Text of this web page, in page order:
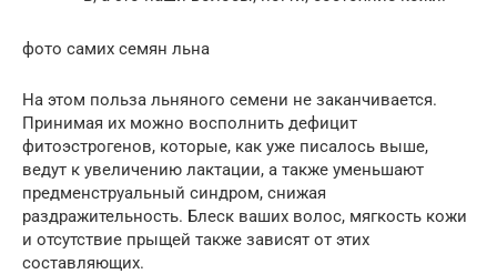
фото самих семян льна
На этом польза льняного семени не заканчивается.
Принимая их можно восполнить дефицит
фитоэстрогенов, которые, как уже писалось выше,
ведут к увеличению лактации, а также уменьшают
предменструальный синдром, снижая
раздражительность. Блеск ваших волос, мягкость кожи
и отсутствие прыщей также зависят от этих
составляющих.